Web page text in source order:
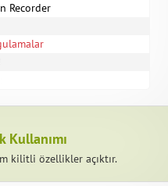
Recorder
Kullanımı
kilitli özellikler açıktır.